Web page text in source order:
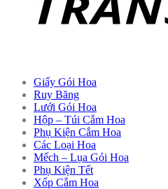
Giấy Gói Hoa
Ruy Băng
Lưới Gói Hoa
Hộp – Túi Cắm Hoa
Phụ Kiện Cắm Hoa
Các Loại Hoa
Mếch – Lụa Gói Hoa
Phụ Kiện Tết
Xốp Cắm Hoa